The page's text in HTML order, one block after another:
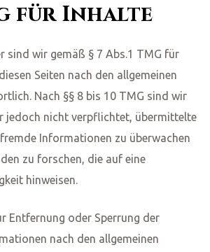
für Inhalte
sind wir gemäß § 7 Abs.1 TMG für
Seiten nach den allgemeinen
Nach §§ 8 bis 10 TMG sind wir
jedoch nicht verpflichtet, übermittelte
Informationen zu überwachen
zu forschen, die auf eine
hinweisen.
Entfernung oder Sperrung der
nach den allgemeinen